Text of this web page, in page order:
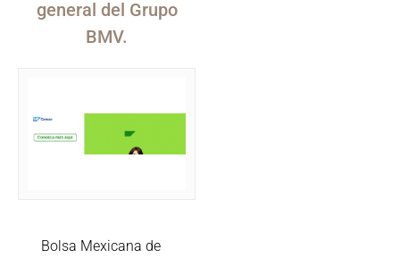
general del Grupo
BMV.
Bolsa Mexicana de